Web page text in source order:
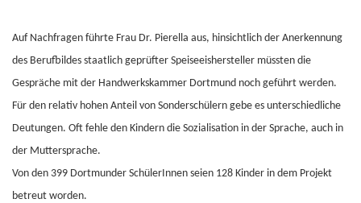
Auf Nachfragen führte Frau Dr. Pierella aus, hinsichtlich der Anerkennung
des Berufbildes staatlich geprüfter Speiseeishersteller müssten die
Gespräche mit der Handwerkskammer Dortmund noch geführt werden.
Für den relativ hohen Anteil von Sonderschülern gebe es unterschiedliche
Deutungen. Oft fehle den Kindern die Sozialisation in der Sprache, auch in
der Muttersprache.
Von den 399 Dortmunder SchülerInnen seien 128 Kinder in dem Projekt
betreut worden.